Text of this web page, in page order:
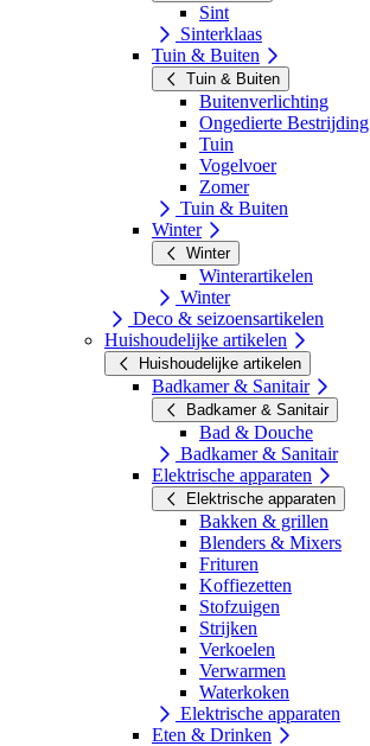
Sint
Sinterklaas
Tuin & Buiten
Tuin & Buiten
Buitenverlichting
Ongedierte Bestrijding
Tuin
Vogelvoer
Zomer
Tuin & Buiten
Winter
Winter
Winterartikelen
Winter
Deco & seizoensartikelen
Huishoudelijke artikelen
Huishoudelijke artikelen
Badkamer & Sanitair
Badkamer & Sanitair
Bad & Douche
Badkamer & Sanitair
Elektrische apparaten
Elektrische apparaten
Bakken & grillen
Blenders & Mixers
Frituren
Koffiezetten
Stofzuigen
Strijken
Verkoelen
Verwarmen
Waterkoken
Elektrische apparaten
Eten & Drinken